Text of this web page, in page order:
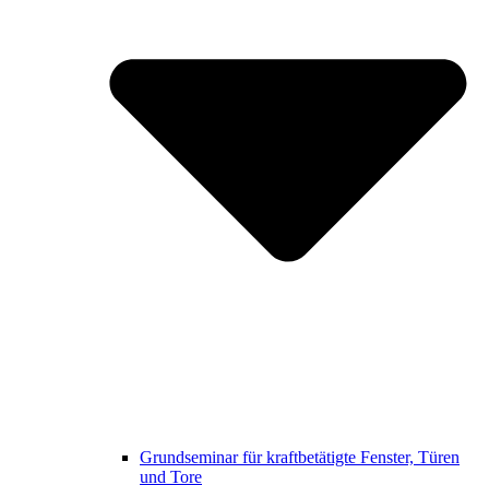
Grundseminar für kraftbetätigte Fenster, Türen
und Tore